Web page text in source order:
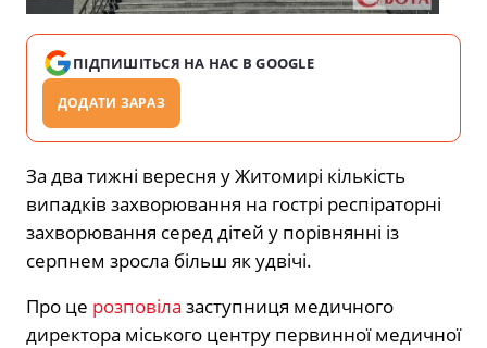
ПІДПИШІТЬСЯ НА НАС В GOOGLE
ДОДАТИ ЗАРАЗ
За два тижні вересня у Житомирі кількість
випадків захворювання на гострі респіраторні
захворювання серед дітей у порівнянні із
серпнем зросла більш як удвічі.
Про це розповіла заступниця медичного
директора міського центру первинної медичної